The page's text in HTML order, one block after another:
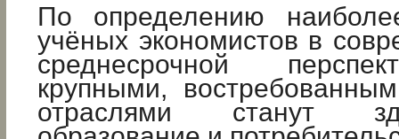
По определению
учёных экономистов в
среднесрочной
крупными,
отраслями станут